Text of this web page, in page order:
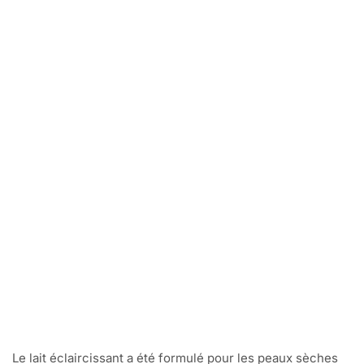
Le lait éclaircissant a été formulé pour les peaux sèches